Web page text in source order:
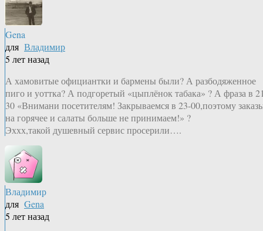
Gena
для Владимир
5 лет назад
А хамовитые официантки и бармены были? А разбодяженное
пиго и уоттка? А подгоретый «цыплёнок табака» ? А фраза в
30 «Внимани посетителям! Закрываемся в 23-00,поэтому
на горячее и салаты больше не принимаем!» ?
Эххх,такой душевный сервис просерили….
Владимир
для Gena
5 лет назад